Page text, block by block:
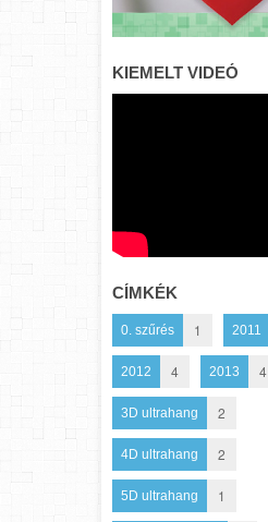
KIEMELT VIDEÓ
CÍMKÉK
0. szűrés 1 2011
2012 4 2013 4
3D ultrahang 2
4D ultrahang 2
5D ultrahang 1